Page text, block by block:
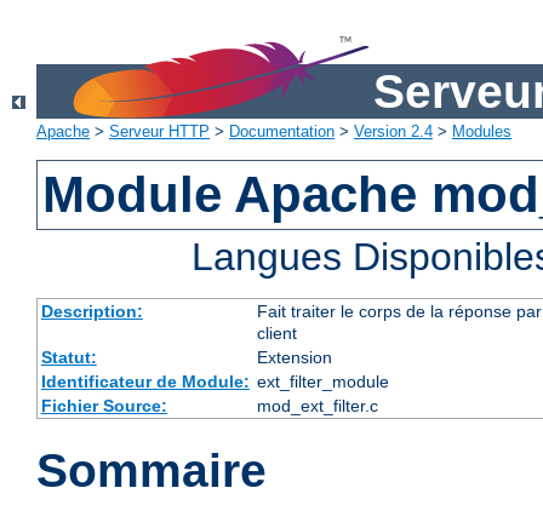
Apache > Serveur HTTP > Documentation > Version 2.4 > Modules
Module Apache
Langues
Description:
Fait traiter le corps de la réponse
client
Statut:
Extension
Identificateur de Module: ext_filter_module
Fichier Source:
mod_ext_filter.c
Sommaire